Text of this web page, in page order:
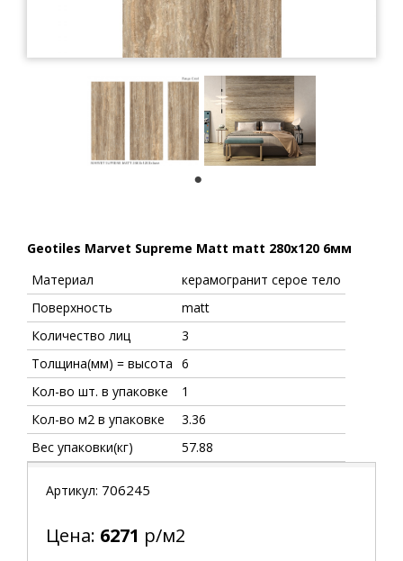
Geotiles Marvet Supreme Matt matt 280x120 6мм
Материал
керамогранит серое тело
Поверхность
matt
Количество лиц
3
Толщина(мм) = высота 6
Кол-во шт. в упаковке
1
Кол-во м2 в упаковке
3.36
Вес упаковки(кг)
57.88
Артикул: 706245
Цена: 6271 р/м2